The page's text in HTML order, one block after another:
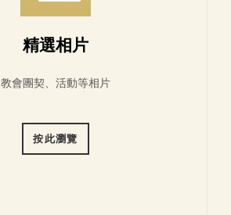
精選相片
教會團契、活動等相片
按此瀏覽